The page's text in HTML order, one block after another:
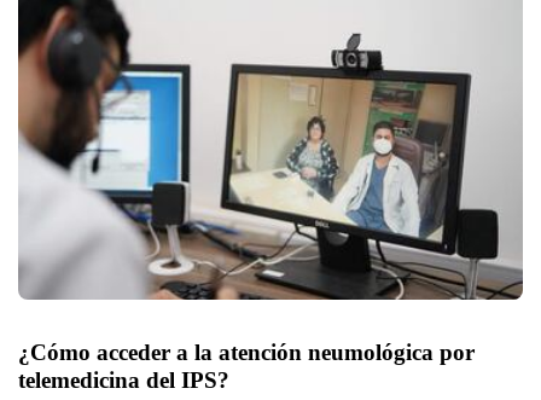
¿Cómo acceder a la atención neumológica por
telemedicina del IPS?